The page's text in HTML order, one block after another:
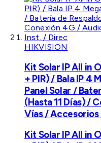
HIKVISION
Kit Solar IP All in
+ PIR) / Bala IP 4
Panel Solar /
(Hasta 11 Días) /
Vías /
Kit Solar IP All in